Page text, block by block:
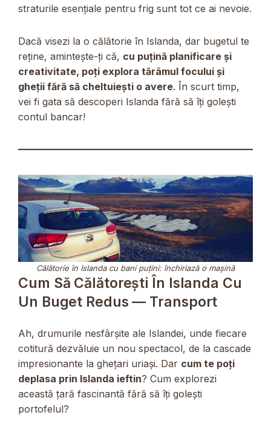
straturile esențiale pentru frig sunt tot ce ai nevoie.
Dacă visezi la o călătorie în Islanda, dar bugetul te
reține, amintește-ți că, cu puțină planificare și
creativitate, poți explora tărâmul focului și
gheții fără să cheltuiești o avere. În scurt timp,
vei fi gata să descoperi Islanda fără să îți golești
contul bancar!
Călătorie în Islanda cu bani puțini: închiriază o mașină
Cum Să Călătorești În Islanda Cu
Un Buget Redus — Transport
Ah, drumurile nesfârșite ale Islandei, unde fiecare
cotitură dezvăluie un nou spectacol, de la cascade
impresionante la ghețari uriași. Dar cum te poți
deplasa prin Islanda ieftin? Cum explorezi
această țară fascinantă fără să îți golești
portofelul?